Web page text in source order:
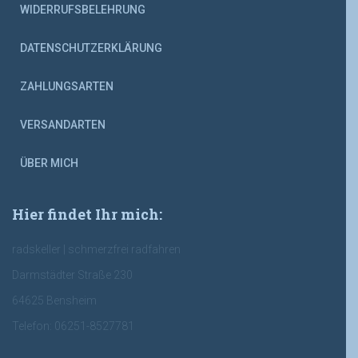
WIDERRUFSBELEHRUNG
DATENSCHUTZERKLÄRUNG
ZAHLUNGSARTEN
VERSANDARTEN
ÜBER MICH
Hier findet Ihr mich:
radskeller | schmerzfrei radfahren
Darmstädter Straße 230
64625 Bensheim
Telefon: 06251-8527781